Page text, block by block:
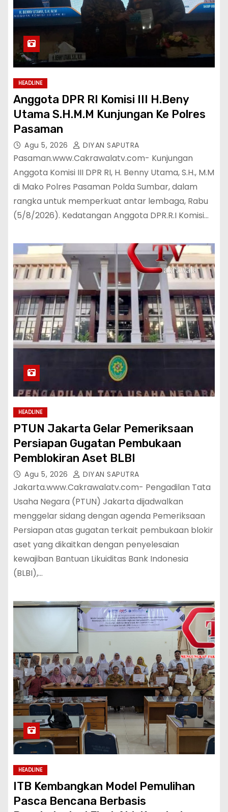
HEADLINE
Anggota DPR RI Komisi III H.Beny
Utama S.H.M.M Kunjungan Ke Polres
Pasaman
Agu 5, 2026 DIYAN SAPUTRA
Pasaman.www.Cakrawalatv.com- Kunjungan
Anggota Komisi III DPR RI, H. Benny Utama, S.H., M.M
di Mako Polres Pasaman Polda Sumbar, dalam
rangka untuk memperkuat antar lembaga, Rabu
(5/8/2026). Kedatangan Anggota DPR.R.I Komisi…
HEADLINE
PTUN Jakarta Gelar Pemeriksaan
Persiapan Gugatan Pembukaan
Pemblokiran Aset BLBI
Agu 5, 2026 DIYAN SAPUTRA
Jakarta.www.Cakrawalatv.com- Pengadilan Tata
Usaha Negara (PTUN) Jakarta dijadwalkan
menggelar sidang dengan agenda Pemeriksaan
Persiapan atas gugatan terkait pembukaan blokir
aset yang dikaitkan dengan penyelesaian
kewajiban Bantuan Likuiditas Bank Indonesia
(BLBI),…
HEADLINE
ITB Kembangkan Model Pemulihan
Pasca Bencana Berbasis